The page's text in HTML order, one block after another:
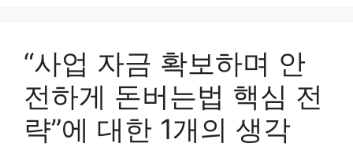
“사업 자금 확보하며 안
전하게 돈버는법 핵심 전
략”에 대한 1개의 생각